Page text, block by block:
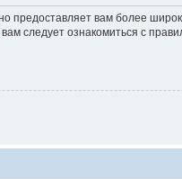
предоставляет вам более
следует ознакомиться с